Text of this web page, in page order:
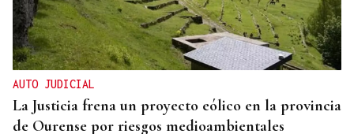
AUTO JUDICIAL
La Justicia frena un proyecto eólico en la provincia
de Ourense por riesgos medioambientales